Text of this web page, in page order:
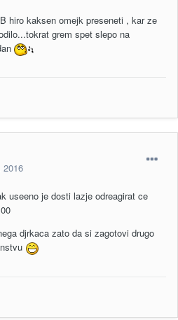
hiro kaksen omejk preseneti , kar ze
grem spet slepo na
2016
useeno je dosti lazje odreagirat ce
djrkaca zato da si zagotovi drugo